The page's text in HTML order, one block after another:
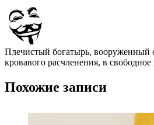
Плечистый богатырь, вооруженный
кровавого расчленения, в
Похожие записи